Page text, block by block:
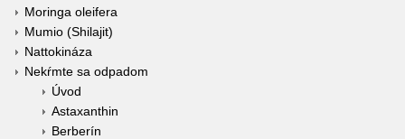
Moringa oleifera
Mumio (Shilajit)
Nattokináza
Nekŕmte sa odpadom
Úvod
Astaxanthin
Berberín